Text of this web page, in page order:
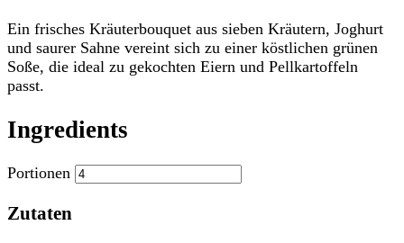
Ein frisches Kräuterbouquet aus sieben Kräutern, Joghurt
und saurer Sahne vereint sich zu einer köstlichen grünen
Soße, die ideal zu gekochten Eiern und Pellkartoffeln
passt.
Ingredients
Portionen
Zutaten